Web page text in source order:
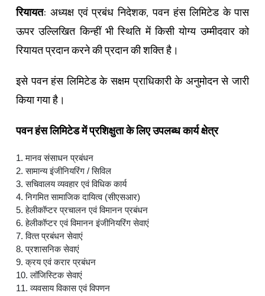
रियायत: अध्‍यक्ष एवं प्रबंध निदेशक, पवन हंस लिमिटेड के पास
ऊपर उल्लिखित किन्‍हीं भी स्थिति में किसी योग्‍य उम्‍मीदवार को
रियायत प्रदान करने की प्रदान की शक्ति है।
इसे पवन हंस लिमिटेड के सक्षम प्राधिकारी के अनुमोदन से जारी
किया गया है।
पवन हंस लिमिटेड में प्रशिक्षुता के लिए उपलब्‍ध कार्य क्षेत्र
1. मानव संसाधन प्रबंधन
2. सामान्‍य इंजीनियरिंग / सिविल
3. सचिवालय व्‍यवहार एवं विधिक कार्य
4. निगमित सामाजिक दायित्‍व (सीएसआर)
5. हेलीकॉप्‍टर प्रचालन एवं विमानन प्रबंधन
6. हेलीकॉप्‍टर एवं विमानन इंजीनियरिंग सेवाएं
7. वित्‍त प्रबंधन सेवाएं
8. प्रशासनिक सेवाएं
9. क्रय एवं करार प्रबंधन
10. लॉजिस्टिक सेवाएं
11. व्‍यवसाय विकास एवं विपणन